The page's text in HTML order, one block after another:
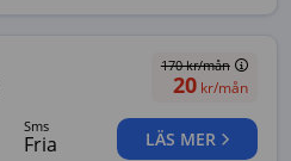
sms
Fria
170kr/mån
20kr/mån
LÄS MER